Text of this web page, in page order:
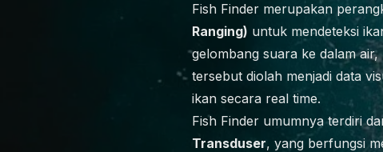
Fish Finder merupakan
Ranging) untuk mendeteksi
gelombang suara ke dalam
tersebut diolah menjadi data
ikan secara real time.
Fish Finder umumnya terdiri
Transduser, yang berfungsi